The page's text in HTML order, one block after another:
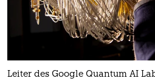
Leiter des Google Quantum AI